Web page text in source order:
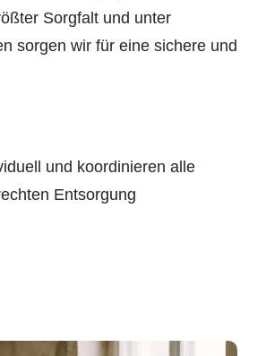
Sorgfalt und unter
sorgen wir für eine sichere und
und koordinieren alle
Entsorgung